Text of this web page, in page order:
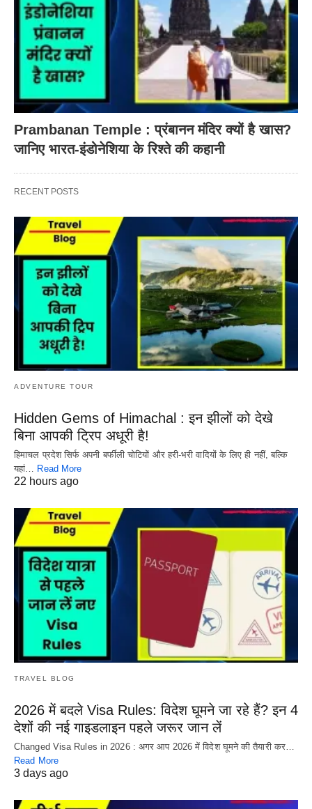
Prambanan Temple : प्रंबानन मंदिर क्यों है खास?
जानिए भारत-इंडोनेशिया के रिश्ते की कहानी
RECENT POSTS
ADVENTURE TOUR
Hidden Gems of Himachal : इन झीलों को देखे
बिना आपकी ट्रिप अधूरी है!
हिमाचल प्रदेश सिर्फ अपनी बर्फीली चोटियों और हरी-भरी वादियों के लिए ही नहीं, बल्कि
यहां… Read More
22 hours ago
TRAVEL BLOG
2026 में बदले Visa Rules: विदेश घूमने जा रहे हैं? इन 4
देशों की नई गाइडलाइन पहले जरूर जान लें
Changed Visa Rules in 2026 : अगर आप 2026 में विदेश घूमने की तैयारी कर…
Read More
3 days ago